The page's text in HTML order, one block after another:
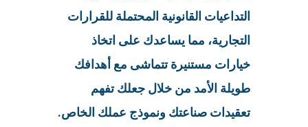
التداعيات القانونية المحتملة للقرارات
التجارية، مما يساعدك على اتخاذ
خيارات مستنيرة تتماشى مع أهدافك
طويلة الأمد من خلال جعلك تفهم
تعقيدات صناعتك ونموذج عملك الخاص.